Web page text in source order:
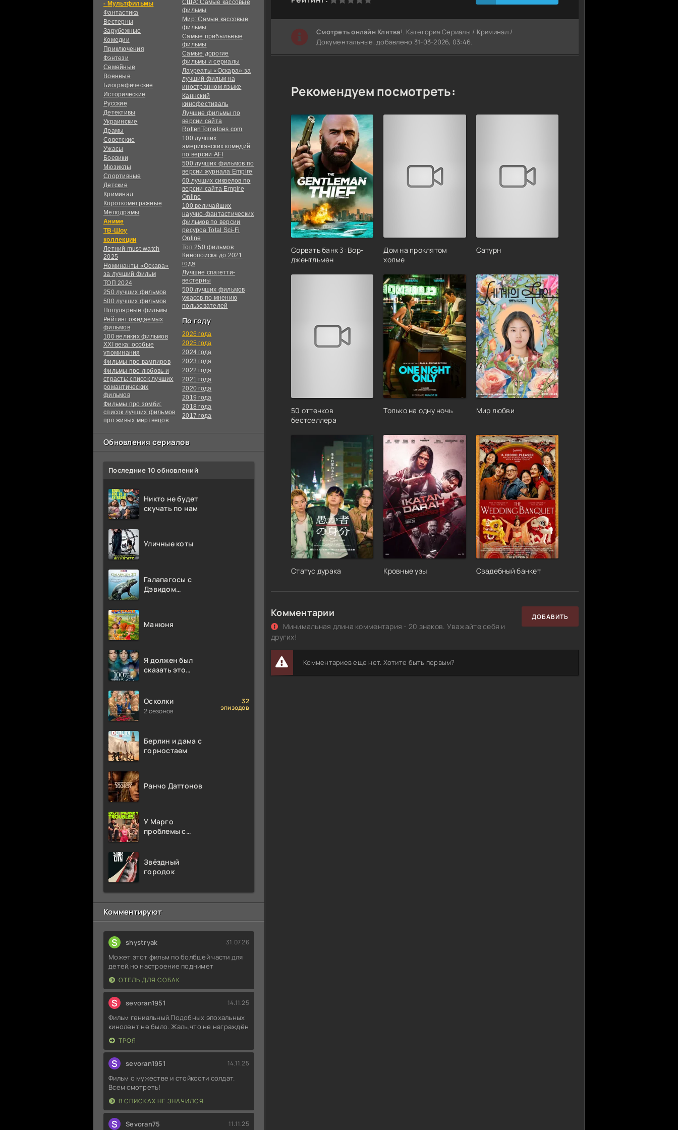
Мультфильмы
Фантастика
Вестерны
Зарубежные
Комедии
Приключения
Фэнтези
Семейные
Военные
Биографические
Исторические
Русские
Детективы
Украинские
Драмы
Советские
Ужасы
Боевики
Мюзиклы
Спортивные
Детские
Криминал
Короткометражные
Мелодрамы
Аниме
ТВ-Шоу
коллекции
Летний must-watch
2025
Номинанты «Оскара»
за лучший фильм
ТОП 2024
250 лучших фильмов
500 лучших фильмов
Популярные фильмы
Рейтинг ожидаемых
фильмов
100 великих фильмов
XXI века: особые
упоминания
Фильмы про вампиров
Фильмы про любовь и
страсть: список лучших
романтических
фильмов
Фильмы про зомби:
список лучших фильмов
про живых мертвецов
США: Самые кассовые
фильмы
Мир: Самые кассовые
фильмы
Самые прибыльные
фильмы
Самые дорогие
фильмы и сериалы
Лауреаты «Оскара» за
лучший фильм на
иностранном языке
Каннский
кинофестиваль
Лучшие фильмы по
версии сайта
RottenTomatoes.com
100 лучших
американских комедий
по версии AFI
500 лучших фильмов по
версии журнала Empire
60 лучших сиквелов по
версии сайта Empire
Online
100 величайших
научно-фантастических
фильмов по версии
ресурса Total Sci-Fi
Online
Топ 250 фильмов
Кинопоиска до 2021
года
Лучшие спагетти-
вестерны
500 лучших фильмов
ужасов по мнению
пользователей
По году
2026 года
2025 года
2024 года
2023 года
2022 года
2021 года
2020 года
2019 года
2018 года
2017 года
Обновления сериалов
Последние 10 обновлений
Никто не будет
скучать по нам
Уличные коты
Галапагосы с
Дэвидом
Манюня
Я должен был
сказать это
Осколки
2 сезонов
32
эпизодов
Берлин и дама с
горностаем
Ранчо Даттонов
У Марго
проблемы с
Звёздный
городок
Комментируют
S shystryak 31.07.26
Может этот фильм по болбшей части для
детей,но настроение поднимет
ОТЕЛЬ ДЛЯ СОБАК
S sevoran1951 14.11.25
Фильм гениальный.Подобных эпохальных
кинолент не было. Жаль,что не награждён
ТРОЯ
S sevoran1951 14.11.25
Фильм о мужестве и стойкости солдат.
Всем смотреть!
В СПИСКАХ НЕ ЗНАЧИЛСЯ
S Sevoran75 11.11.25
Cмотреть онлайн Клятва!. Категория Сериалы / Криминал /
Документальные, добавлено 31-03-2026, 03:46.
Рекомендуем посмотреть:
Сорвать банк 3: Вор-
джентльмен
Дом на проклятом
холме
Сатурн
50 оттенков
бестселлера
Только на одну ночь Мир любви
Статус дурака Кровные узы Свадебный банкет
Комментарии
Минимальная длина комментария - 20 знаков. Уважайте себя и
других!
ДОБАВИТЬ
Комментариев еще нет. Хотите быть первым?